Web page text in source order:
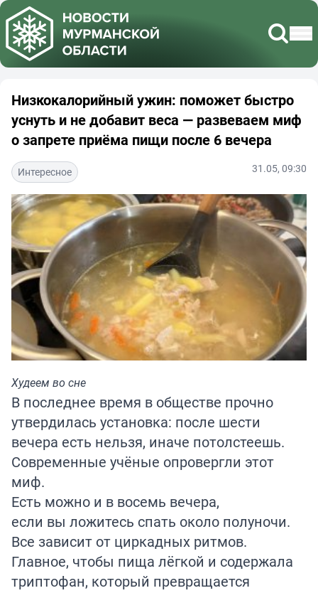
Низкокалорийный ужин: поможет быстро
уснуть и не добавит веса — развеваем миф
о запрете приёма пищи после 6 вечера
Интересное 31.05, 09:30
Худеем во сне
В последнее время в обществе прочно
утвердилась установка: после шести
вечера есть нельзя, иначе потолстеешь.
Современные учёные опровергли этот
миф.
Есть можно и в восемь вечера,
если вы ложитесь спать около полуночи.
Все зависит от циркадных ритмов.
Главное, чтобы пища лёгкой и содержала
триптофан, который превращается